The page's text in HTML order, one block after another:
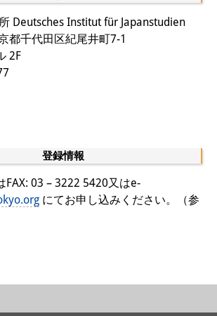
イベント
概要
ラフシリーズ
ングペーパー
スレター
ャスト
Deutsches Institut für Japanstudien
千代田区紀尾井町7-1
2F
登録情報
FAX: 03 – 3222 5420又はe-
にてお申し込みください。（参